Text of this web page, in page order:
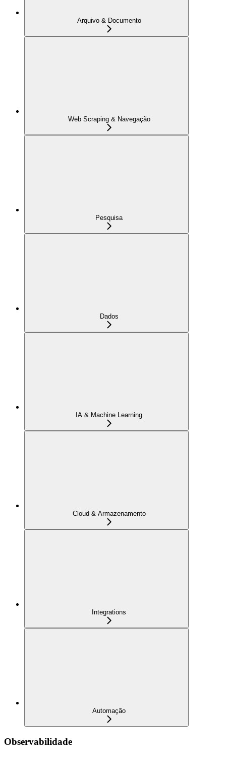
Arquivo & Documento
Web Scraping & Navegação
Pesquisa
Dados
IA & Machine Learning
Cloud & Armazenamento
Integrations
Automação
Observabilidade